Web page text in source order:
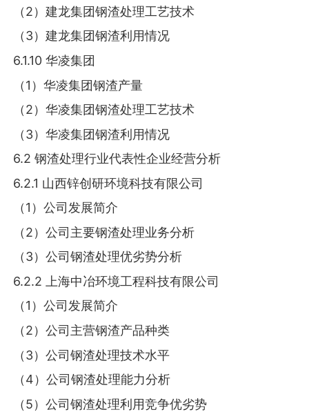
（2）建龙集团钢渣处理工艺技术
（3）建龙集团钢渣利用情况
6.1.10 华凌集团
（1）华凌集团钢渣产量
（2）华凌集团钢渣处理工艺技术
（3）华凌集团钢渣利用情况
6.2 钢渣处理行业代表性企业经营分析
6.2.1 山西锌创研环境科技有限公司
（1）公司发展简介
（2）公司主要钢渣处理业务分析
（3）公司钢渣处理优劣势分析
6.2.2 上海中冶环境工程科技有限公司
（1）公司发展简介
（2）公司主营钢渣产品种类
（3）公司钢渣处理技术水平
（4）公司钢渣处理能力分析
（5）公司钢渣处理利用竞争优劣势